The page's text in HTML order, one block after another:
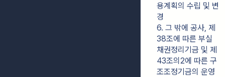
용계획의 수립 및 변
경
6. 그 밖에 공사, 제
38조에 따른 부실
채권정리기금 및 제
43조의2에 따른 구
조조정기금의 운영